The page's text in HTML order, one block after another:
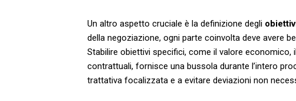
Un altro aspetto‌ cruciale è‍ la definizione⁤ degli
della ⁣negoziazione, ogni parte coinvolta deve ‌avere
Stabilire obiettivi specifici, come il valore
contrattuali, fornisce‍ una ‌bussola durante l’intero
trattativa​ focalizzata e a​ evitare‌ deviazioni⁣ non